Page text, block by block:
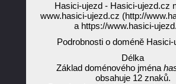
Hasici-ujezd - Hasici-ujezd.cz
www.hasici-ujezd.cz (http://
a https://www.hasici-
Podrobnosti o doméně
Délka
Základ doménového jména
obsahuje 12 znaků.